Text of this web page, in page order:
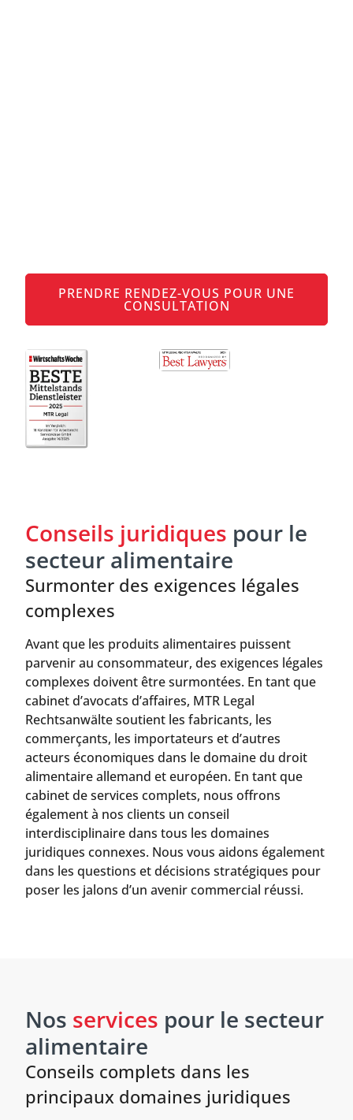
PRENDRE RENDEZ-VOUS POUR UNE
CONSULTATION
Conseils juridiques pour le
secteur alimentaire
Surmonter des exigences légales
complexes
Avant que les produits alimentaires puissent
parvenir au consommateur, des exigences légales
complexes doivent être surmontées. En tant que
cabinet d’avocats d’affaires, MTR Legal
Rechtsanwälte soutient les fabricants, les
commerçants, les importateurs et d’autres
acteurs économiques dans le domaine du droit
alimentaire allemand et européen. En tant que
cabinet de services complets, nous offrons
également à nos clients un conseil
interdisciplinaire dans tous les domaines
juridiques connexes. Nous vous aidons également
dans les questions et décisions stratégiques pour
poser les jalons d’un avenir commercial réussi.
Nos services pour le secteur
alimentaire
Conseils complets dans les
principaux domaines juridiques